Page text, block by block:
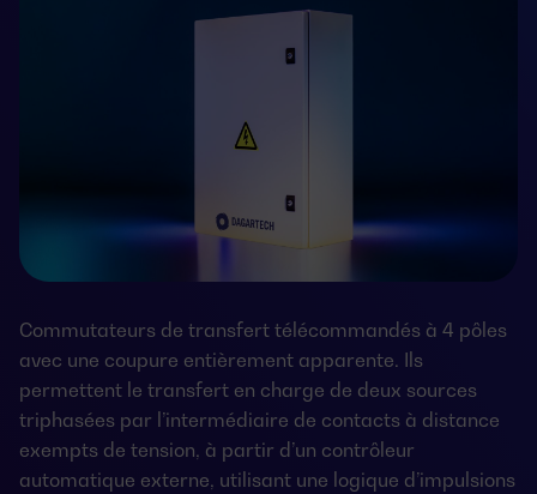
Commutateurs de transfert télécommandés à 4 pôles
avec une coupure entièrement apparente. Ils
permettent le transfert en charge de deux sources
triphasées par l’intermédiaire de contacts à distance
exempts de tension, à partir d’un contrôleur
automatique externe, utilisant une logique d’impulsions